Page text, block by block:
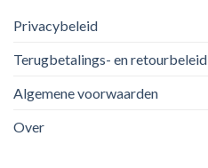
Privacybeleid
Terugbetalings- en retourbeleid
Algemene voorwaarden
Over